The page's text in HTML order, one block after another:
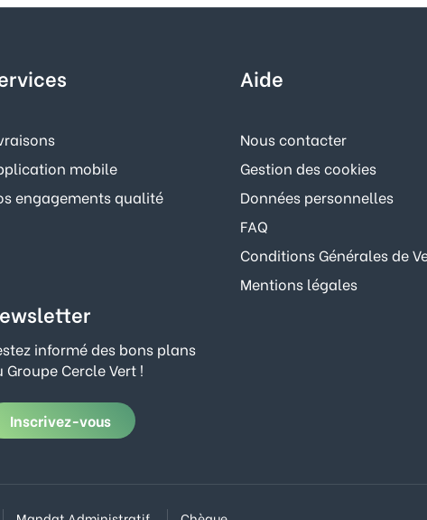
mobile
engagements qualité
Aide
Nous contacter
Gestion des cookies
Données personnelles
FAQ
Conditions Générales de
Mentions légales
informé des bons plans
Groupe Cercle Vert !
Inscrivez-vous